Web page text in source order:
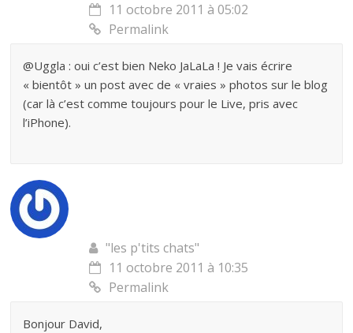
11 octobre 2011 à 05:02
Permalink
@Uggla : oui c’est bien Neko JaLaLa ! Je vais écrire
« bientôt » un post avec de « vraies » photos sur le blog
(car là c’est comme toujours pour le Live, pris avec
l’iPhone).
"les p'tits chats"
11 octobre 2011 à 10:35
Permalink
Bonjour David,